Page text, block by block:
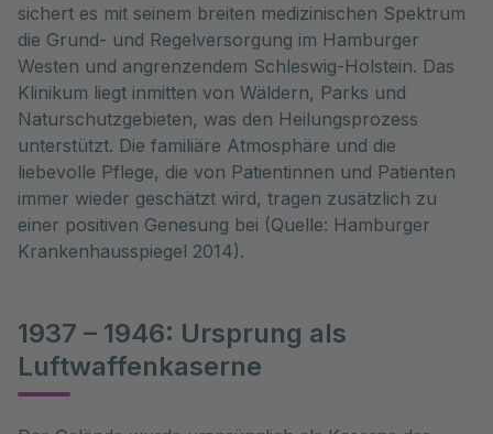
sichert es mit seinem breiten medizinischen Spektrum
die Grund- und Regelversorgung im Hamburger
Westen und angrenzendem Schleswig-Holstein. Das
Klinikum liegt inmitten von Wäldern, Parks und
Naturschutzgebieten, was den Heilungsprozess
unterstützt. Die familiäre Atmosphäre und die
liebevolle Pflege, die von Patientinnen und Patienten
immer wieder geschätzt wird, tragen zusätzlich zu
einer positiven Genesung bei (Quelle: Hamburger
Krankenhausspiegel 2014).
1937 – 1946: Ursprung als
Luftwaffenkaserne